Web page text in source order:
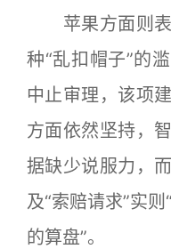
苹果方面则表
种“乱扣帽子”的
中止审理，该项
方面依然坚持，
据缺少说服力，
及“索赔请求”实
的算盘”。